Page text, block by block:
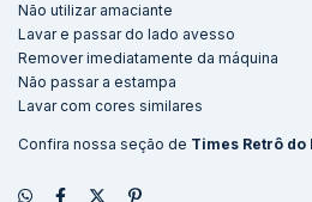
Não utilizar amaciante
Lavar e passar do lado avesso
Remover imediatamente da máquina
Não passar a estampa
Lavar com cores similares
Confira nossa seção de Times Retrô